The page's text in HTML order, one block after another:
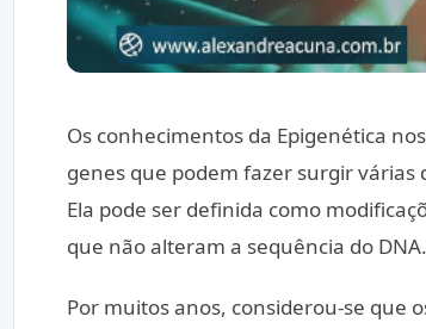
Os conhecimentos da Epigenética
genes que podem fazer surgir várias
Ela pode ser definida como
que não alteram a sequência do DNA.
Por muitos anos, considerou-se que